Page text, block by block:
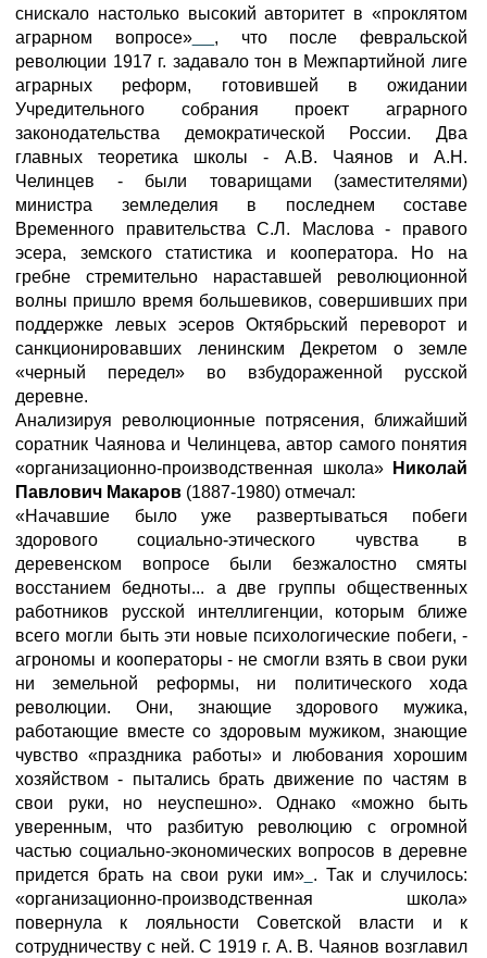
снискало настолько высокий авторитет в «проклятом
аграрном вопросе»
, что после февральской
революции 1917 г. задавало тон в Межпартийной лиге
аграрных реформ, готовившей в ожидании
Учредительного собрания проект аграрного
законодательства демократической России. Два
главных теоретика школы - А.В. Чаянов и А.Н.
Челинцев - были товарищами (заместителями)
министра земледелия в последнем составе
Временного правительства С.Л. Маслова - правого
эсера, земского статистика и кооператора. Но на
гребне стремительно нараставшей революционной
волны пришло время большевиков, совершивших при
поддержке левых эсеров Октябрьский переворот и
санкционировавших ленинским Декретом о земле
«черный передел» во взбудораженной русской
деревне.
Анализируя революционные потрясения, ближайший
соратник Чаянова и Челинцева, автор самого понятия
«организационно-производственная школа»Николай
Павлович Макаров (1887-1980) отмечал:
«Начавшие было уже развертываться побеги
здорового социально-этического чувства в
деревенском вопросе были безжалостно смяты
восстанием бедноты... а две группы общественных
работников русской интеллигенции, которым ближе
всего могли быть эти новые психологические побеги, -
агрономы и кооператоры - не смогли взять в свои руки
ни земельной реформы, ни политического хода
революции. Они, знающие здорового мужика,
работающие вместе со здоровым мужиком, знающие
чувство «праздника работы» и любования хорошим
хозяйством - пытались брать движение по частям в
свои руки, но неуспешно». Однако «можно быть
уверенным, что разбитую революцию с огромной
частью социально-экономических вопросов в деревне
придется брать на свои руки им» . Так и случилось:
«организационно-производственная школа»
повернула к лояльности Советской власти и к
сотрудничеству с ней. С 1919 г. А. В. Чаянов возглавил